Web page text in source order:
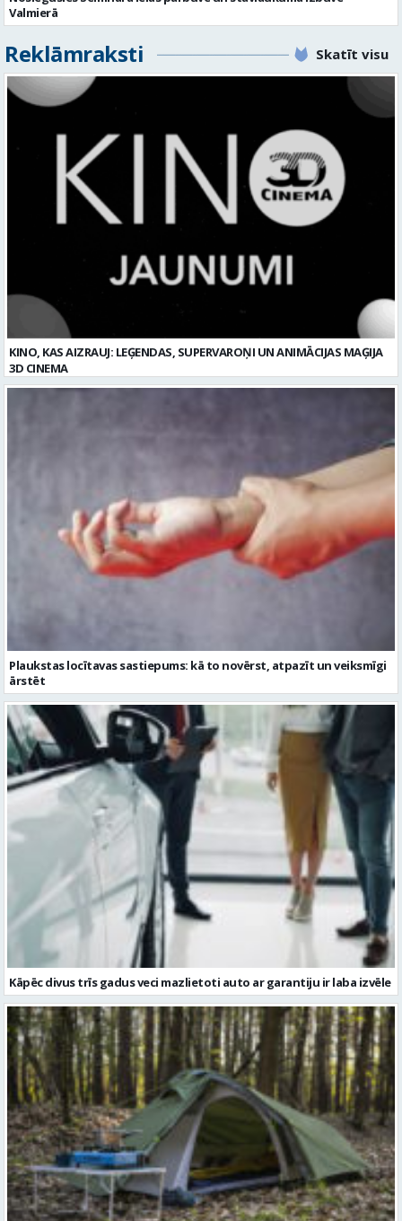
Valmierā
Reklāmraksti Skatīt visu
KINO, KAS AIZRAUJ: LEĢENDAS, SUPERVAROŅI UN ANIMĀCIJAS MAĢIJA
3D CINEMA
Plaukstas locītavas sastiepums: kā to novērst, atpazīt un veiksmīgi
ārstēt
Kāpēc divus trīs gadus veci mazlietoti auto ar garantiju ir laba izvēle